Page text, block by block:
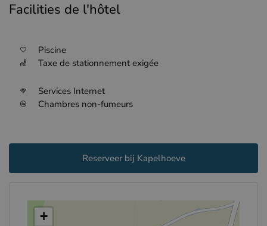
Facilities de l'hôtel
Piscine
Taxe de stationnement exigée
Services Internet
Chambres non-fumeurs
Reserveer bij Kapelhoeve
+